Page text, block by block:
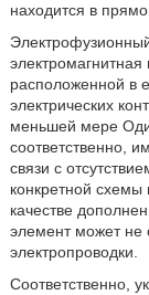
находится в
электромагнитная
расположенной в
электрических
меньшей мере
соответственно,
связи с
конкретной схемы
качестве
элемент может не
электропроводки.
Соответственно,